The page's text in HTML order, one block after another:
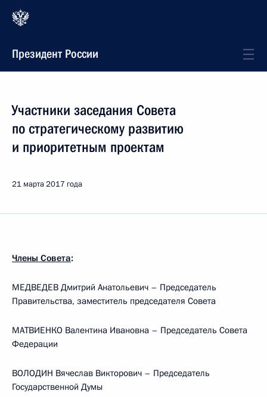
Президент России
Участники заседания Совета
по стратегическому развитию
и приоритетным проектам
21 марта 2017 года
Члены Совета:
МЕДВЕДЕВ Дмитрий Анатольевич – Председатель
Правительства, заместитель председателя Совета
МАТВИЕНКО Валентина Ивановна – Председатель Совета
Федерации
ВОЛОДИН Вячеслав Викторович – Председатель
Государственной Думы